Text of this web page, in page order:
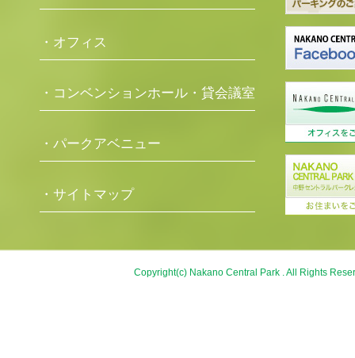
・オフィス
・コンベンションホール・貸会議室
・パークアベニュー
・サイトマップ
Copyright(c) Nakano Central Park . All Rights